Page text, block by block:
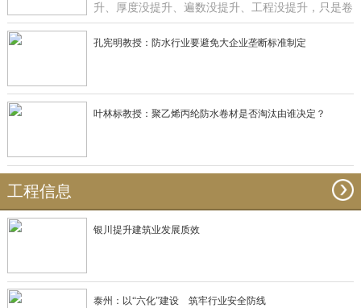
升、厚度没提升、遍数没提升、工程没提升，只是卷
材在那里提升有什么用啊？
孔宪明教授：防水行业要避免大企业垄断标准制定
叶林标教授：聚乙烯丙纶防水卷材是否淘汰由谁决定？
工程信息
银川提升建筑业发展质效
泰州：以“六化”建设 筑牢行业安全防线